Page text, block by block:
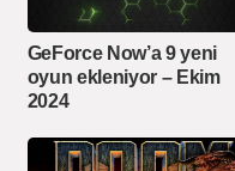
GeForce Now’a 9 yeni
oyun ekleniyor – Ekim
2024